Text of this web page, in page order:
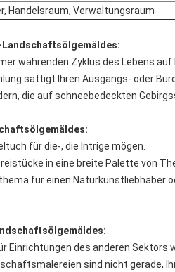
Handelsraum, Verwaltungsraum
währenden Zyklus des Lebens
sättigt Ihren Ausgangs- oder
die auf schneebedeckten
für die-, die Intrige mögen.
in eine breite Palette von
für einen Naturkunstliebhaber
Einrichtungen des anderen Sektors
sind nicht gerade,